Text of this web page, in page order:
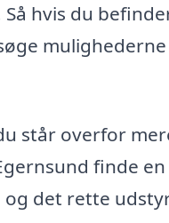
hvis du
står overfor
finde en
og det rette